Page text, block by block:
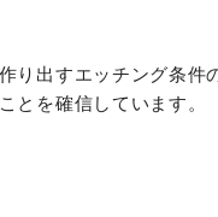
り出すエッチング条
とを確信しています。